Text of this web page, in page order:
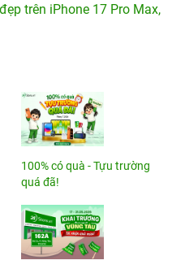
trên iPhone 17 Pro Max,
100% có quà - Tựu trường
quá đã!